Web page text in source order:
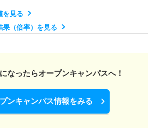
1.30倍 1.10倍 9人
前
を見る
果（倍率）を見る
なったらオープンキャンパスへ！
ンキャンパス情報をみる